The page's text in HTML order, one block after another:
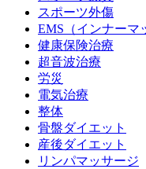
スポーツ外傷
EMS（インナーマ
健康保険治療
超音波治療
労災
電気治療
整体
骨盤ダイエット
産後ダイエット
リンパマッサージ